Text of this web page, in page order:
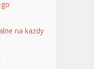
na każdy